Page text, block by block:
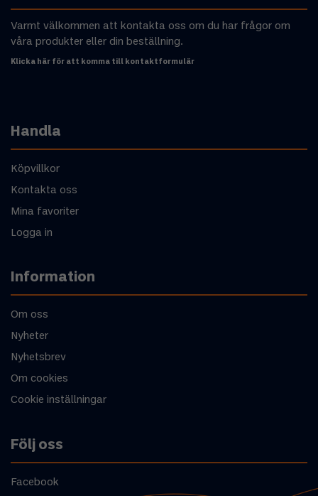
Varmt välkommen att kontakta oss om du har frågor om
våra produkter eller din beställning.
Klicka här för att komma till kontaktformulär
Handla
Köpvillkor
Kontakta oss
Mina favoriter
Logga in
Information
Om oss
Nyheter
Nyhetsbrev
Om cookies
Cookie inställningar
Följ oss
Facebook